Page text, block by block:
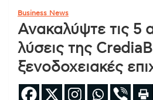
Business News
Ανακαλύψτε τις 5
λύσεις της
ξενοδοχειακές